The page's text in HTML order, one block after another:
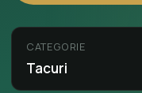
CATEGORIE
Tacuri